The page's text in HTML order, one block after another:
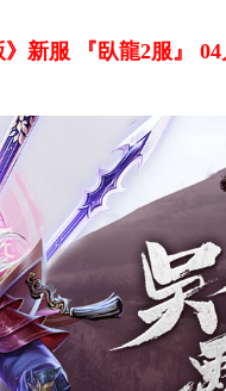
》新服 『臥龍2服』